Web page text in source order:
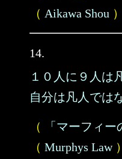
（ Aikawa Shou ）
14.
１０人に９人は
自分は凡人では
（ 「マーフィー
（ Murphys Law）